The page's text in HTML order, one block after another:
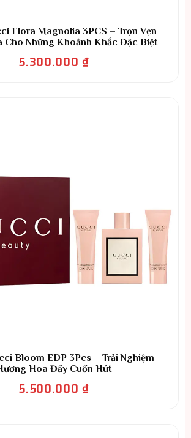
Flora Magnolia 3PCS – Trọn Vẹn
Cho Những Khoảnh Khắc Đặc Biệt
5.300.000₫
Bloom EDP 3Pcs – Trải Nghiệm
Hoa Đầy Cuốn Hút
5.500.000₫